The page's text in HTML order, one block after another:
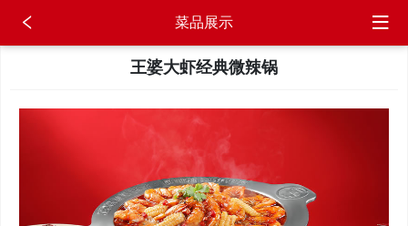
菜品展示
王婆大虾经典微辣锅